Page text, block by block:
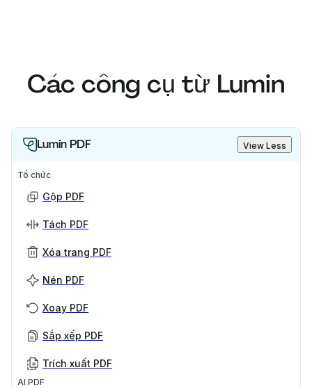
Các công cụ từ Lumin
Lumin PDF View Less
Tổ chức
Gộp PDF
Tách PDF
Xóa trang PDF
Nén PDF
Xoay PDF
Sắp xếp PDF
Trích xuất PDF
AI PDF